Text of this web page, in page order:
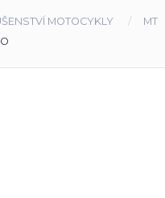
MOTOCYKLY MT